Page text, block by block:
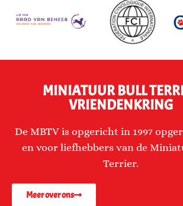
MINIATUUR BULL
VRIENDENKRING
De MBTV is opgericht in 1997
en voor liefhebbers van de
Terrier.
Meer over ons